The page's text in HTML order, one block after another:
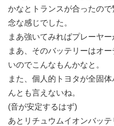
かなとトランスが合ったの
念な感じでした。
まあ強いてみればプレーヤー
まあ、そのバッテリーはオ
いのでこんなもんかなと。
また、個人的トヨタが全固
んとも言えないね。
(音が安定するはず)
あとリチュウムイオンバッ